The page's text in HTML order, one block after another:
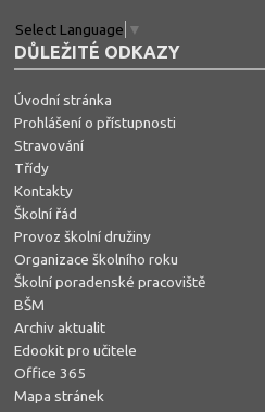
Select Language ▼
DŮLEŽITÉ ODKAZY
Úvodní stránka
Prohlášení o přístupnosti
Stravování
Třídy
Kontakty
Školní řád
Provoz školní družiny
Organizace školního roku
Školní poradenské pracoviště
BŠM
Archiv aktualit
Edookit pro učitele
Office 365
Mapa stránek